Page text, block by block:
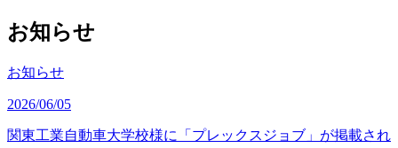
お知らせ
お知らせ
2026/06/05
関東工業自動車大学校様に「プレックスジョブ」が掲載され